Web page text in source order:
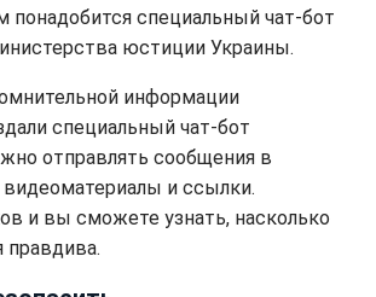
понадобится специальный чат-бот
юстиции Украины.
информации
специальный чат-бот
отправлять сообщения в
и ссылки.
и вы сможете узнать, насколько
правдива.